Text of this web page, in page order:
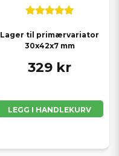
Lager til primærvariator
30x42x7 mm
329 kr
LEGG I HANDLEKURV